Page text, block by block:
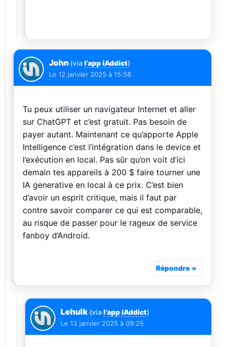
John (via l’app iAddict)
Le 12 janvier 2025 à 15:58
Tu peux utiliser un navigateur Internet et aller
sur ChatGPT et c’est gratuit. Pas besoin de
payer autant. Maintenant ce qu’apporte Apple
Intelligence c’est l’intégration dans le device et
l’exécution en local. Pas sûr qu’on voit d’ici
demain tes appareils à 200 $ faire tourner une
IA generative en local à ce prix. C’est bien
d’avoir un esprit critique, mais il faut par
contre savoir comparer ce qui est comparable,
au risque de passer pour le rageux de service
fanboy d’Android.
Répondre
Lehulk (via l’app iAddict)
Le 13 janvier 2025 à 09:25